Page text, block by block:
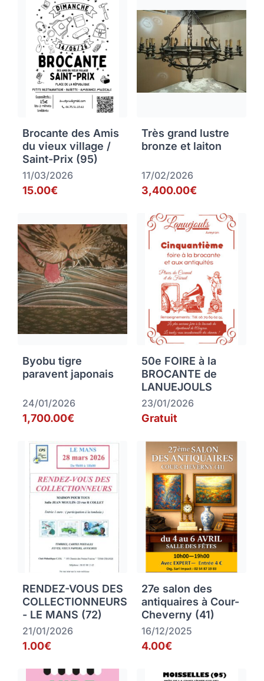
Brocante des Amis
du vieux village /
Saint-Prix (95)
11/03/2026
15.00€
Très grand lustre
bronze et laiton
17/02/2026
3,400.00€
Byobu tigre
paravent japonais
24/01/2026
1,700.00€
50e FOIRE à la
BROCANTE de
LANUEJOULS
23/01/2026
Gratuit
RENDEZ-VOUS DES
COLLECTIONNEURS
- LE MANS (72)
21/01/2026
1.00€
27e salon des
antiquaires à Cour-
Cheverny (41)
16/12/2025
4.00€